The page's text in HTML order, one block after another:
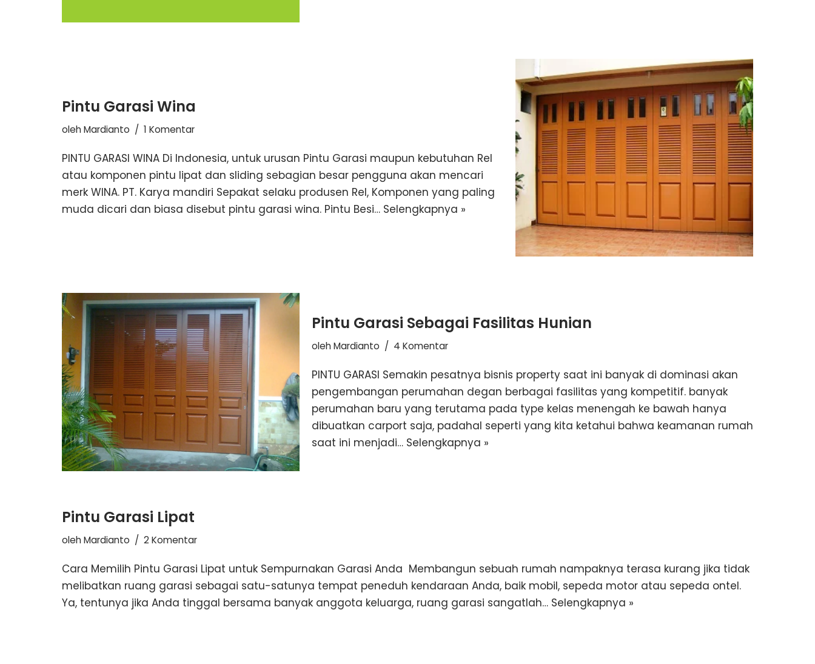
Pintu Garasi Wina
olehMardianto 1 Komentar
PINTU GARASI WINA Di Indonesia, untuk urusan Pintu Garasi maupun kebutuhan Rel
atau komponen pintu lipat dan sliding sebagian besar pengguna akan mencari
merk WINA. PT. Karya mandiri Sepakat selaku produsen Rel, Komponen yang paling
muda dicari dan biasa disebut pintu garasi wina. Pintu Besi… Selengkapnya »
Pintu Garasi Sebagai Fasilitas Hunian
olehMardianto 4 Komentar
PINTU GARASI Semakin pesatnya bisnis property saat ini banyak di dominasi akan
pengembangan perumahan degan berbagai fasilitas yang kompetitif. banyak
perumahan baru yang terutama pada type kelas menengah ke bawah hanya
dibuatkan carport saja, padahal seperti yang kita ketahui bahwa keamanan rumah
saat ini menjadi… Selengkapnya »
Pintu Garasi Lipat
olehMardianto 2 Komentar
Cara Memilih Pintu Garasi Lipat untuk Sempurnakan Garasi Anda Membangun sebuah rumah nampaknya terasa kurang jika tidak
melibatkan ruang garasi sebagai satu-satunya tempat peneduh kendaraan Anda, baik mobil, sepeda motor atau sepeda ontel.
Ya, tentunya jika Anda tinggal bersama banyak anggota keluarga, ruang garasi sangatlah… Selengkapnya »